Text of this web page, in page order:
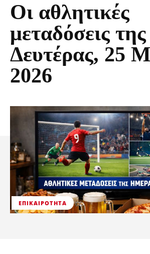
Οι αθλητικές
μεταδόσεις της
Δευτέρας, 25
2026
ΕΠΙΚΑΙΡΌΤΗΤΑ